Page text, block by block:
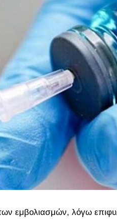
εμβολιασμών, λόγω